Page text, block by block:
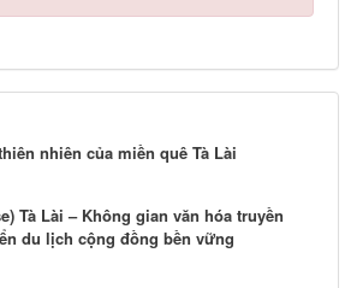
nhiên của miền quê Tà Lài
Tà Lài – Không gian văn hóa truyền
du lịch cộng đồng bền vững